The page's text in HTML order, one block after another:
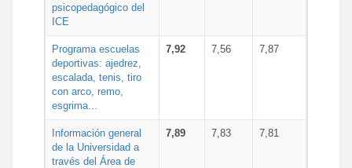
psicopedagógico del
ICE
Programa escuelas
deportivas: ajedrez,
escalada, tenis, tiro
con arco, remo,
esgrima...
7,92 7,56 7,87
Información general
de la Universidad a
través del Área de
7,89 7,83 7,81